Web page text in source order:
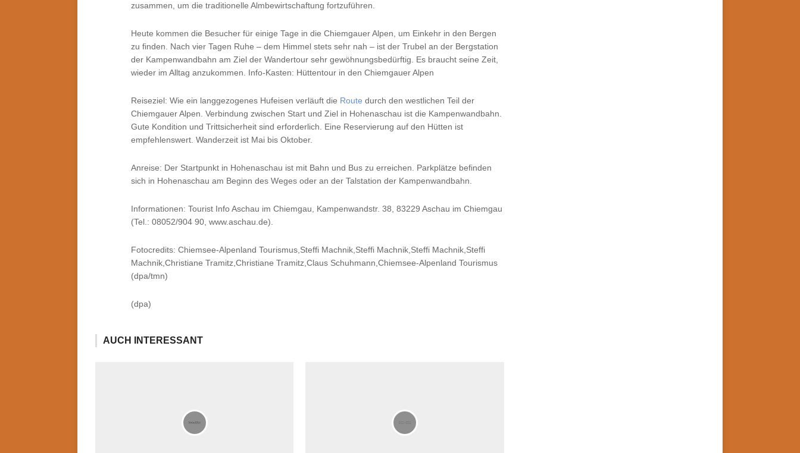
zusammen, um die traditionelle Almbewirtschaftung fortzuführen.
Heute kommen die Besucher für einige Tage in die Chiemgauer Alpen, um Einkehr in den Bergen
zu finden. Nach vier Tagen Ruhe – dem Himmel stets sehr nah – ist der Trubel an der Bergstation
der Kampenwandbahn am Ziel der Wandertour sehr gewöhnungsbedürftig. Es braucht seine Zeit,
wieder im Alltag anzukommen. Info-Kasten: Hüttentour in den Chiemgauer Alpen
Reiseziel: Wie ein langgezogenes Hufeisen verläuft die Route durch den westlichen Teil der
Chiemgauer Alpen. Verbindung zwischen Start und Ziel in Hohenaschau ist die Kampenwandbahn.
Gute Kondition und Trittsicherheit sind erforderlich. Eine Reservierung auf den Hütten ist
empfehlenswert. Wanderzeit ist Mai bis Oktober.
Anreise: Der Startpunkt in Hohenaschau ist mit Bahn und Bus zu erreichen. Parkplätze befinden
sich in Hohenaschau am Beginn des Weges oder an der Talstation der Kampenwandbahn.
Informationen: Tourist Info Aschau im Chiemgau, Kampenwandstr. 38, 83229 Aschau im Chiemgau
(Tel.: 08052/904 90, www.aschau.de).
Fotocredits: Chiemsee-Alpenland Tourismus,Steffi Machnik,Steffi Machnik,Steffi Machnik,Steffi
Machnik,Christiane Tramitz,Christiane Tramitz,Claus Schuhmann,Chiemsee-Alpenland Tourismus
(dpa/tmn)
(dpa)
AUCH INTERESSANT